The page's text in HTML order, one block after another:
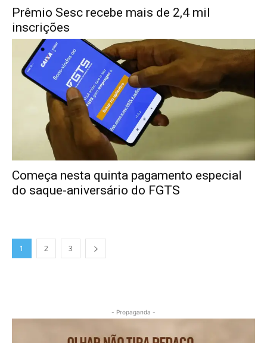
Prêmio Sesc recebe mais de 2,4 mil
inscrições
Começa nesta quinta pagamento especial
do saque-aniversário do FGTS
1 2 3
- Propaganda -